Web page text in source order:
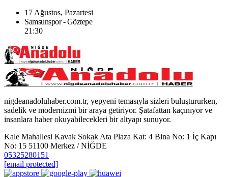
17 Ağustos, Pazartesi
Samsunspor - Göztepe
21:30
nigdeanadoluhaber.com.tr, yepyeni temasıyla sizleri buluştururken,
sadelik ve modernizmi bir araya getiriyor. Şatafattan kaçınıyor ve
insanlara haber okuyabilecekleri bir altyapı sunuyor.
Kale Mahallesi Kavak Sokak Ata Plaza Kat: 4 Bina No: 1 İç Kapı
No: 15 51100 Merkez / NİĞDE
05325280151
[email protected]